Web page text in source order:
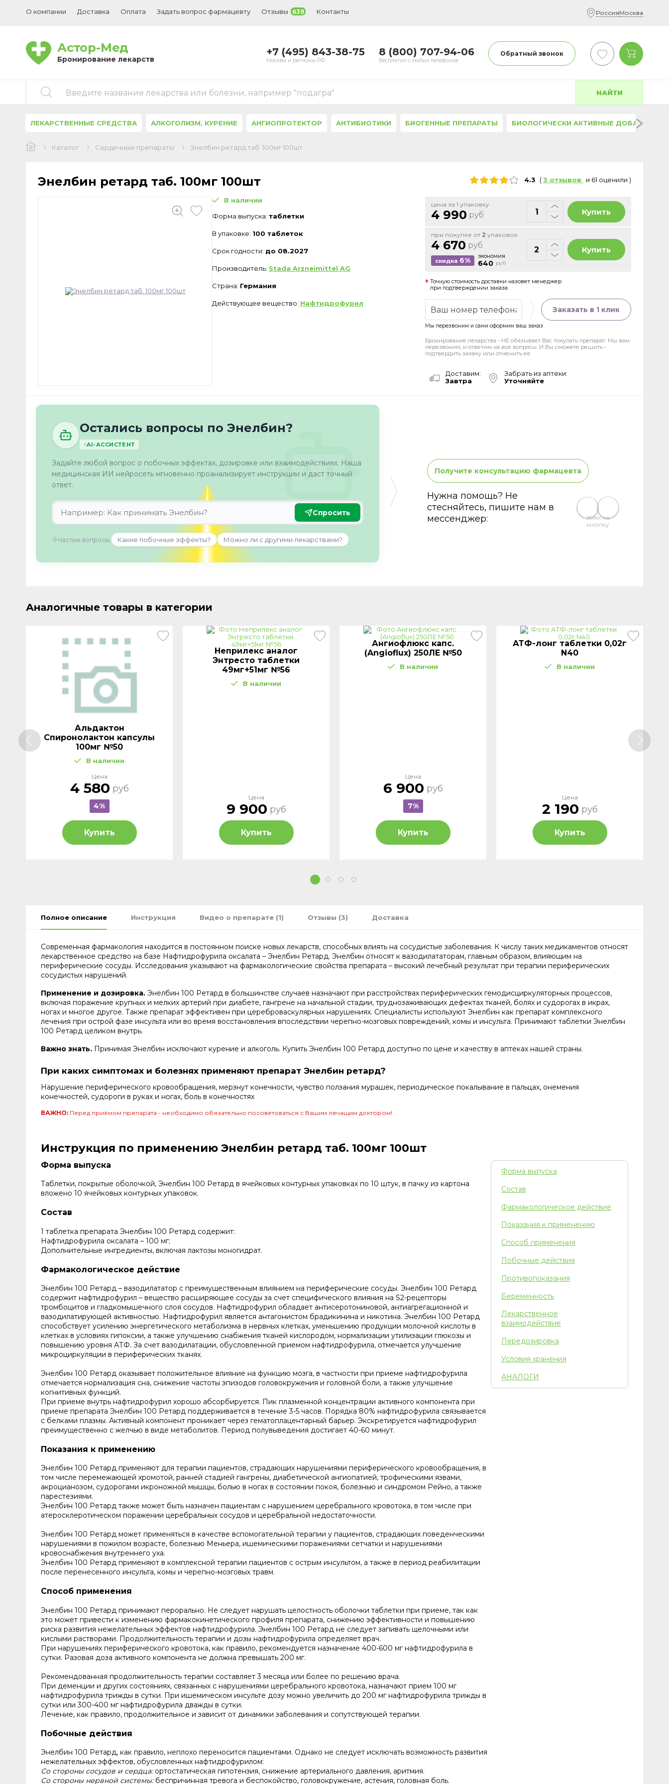
О компании Доставка Оплата Задать вопрос фармацевту Отзывы 639 Контакты РоссияМосква
Астор-Мед
Бронирование лекарств
+7 (495) 843-38-75
Москва и регионы РФ
8 (800) 707-94-06
Бесплатно с любых телефонов
Обратный звонок
Введите название лекарства или болезни, например "подагра" НАЙТИ
ЛЕКАРСТВЕННЫЕ СРЕДСТВА АЛКОГОЛИЗМ, КУРЕНИЕ АНГИОПРОТЕКТОР АНТИБИОТИКИ БИОГЕННЫЕ ПРЕПАРАТЫ БИОЛОГИЧЕСКИ АКТИВНЫЕ ДОБАВКИ
Каталог Сердечные препараты Энелбин ретард таб. 100мг 100шт
Энелбин ретард таб. 100мг 100шт 4.3 (3 отзывов и 61 оценили )
В наличии
Форма выпуска: таблетки
В упаковке: 100 таблеток
Срок годности: до 08.2027
Производитель: Stada Arzneimittel AG
Страна: Германия
Действующее вещество: Нафтидрофурил
цена за 1 упаковку
4 990 руб Купить
при покупке от 2 упаковок
4 670 руб
скидка 6% экономия
640 руб
Купить
Точную стоимость доставки назовет менеджер
при подтверждении заказа
Заказать в 1 клик
Мы перезвоним и сами оформим ваш заказ
Бронирование лекарства - НЕ обязывает Вас покупать препарат. Мы вам
перезвоним, и ответим на все вопросы. И Вы сможете решить -
подтвердить заявку или отменить ее
Доставим:
Завтра
Забрать из аптеки:
Уточняйте
Остались вопросы по Энелбин?
AI-АССИСТЕНТ
Задайте любой вопрос о побочных эффектах, дозировке или взаимодействиях. Наша
медицинская ИИ нейросеть мгновенно проанализирует инструкции и даст точный
ответ.
Спросить
Частые вопросы: Какие побочные эффекты? Можно ли с другими лекарствами?
Получите консультацию фармацевта
Нужна помощь? Не
стесняйтесь, пишите нам в
мессенджер:
Жми на
кнопку
Аналогичные товары в категории
Альдактон
Cпиронолактон капсулы
100мг №50
В наличии
Цена
4 580 руб
4%
Купить
Неприлекс аналог
Энтресто таблетки
49мг+51мг №56
В наличии
Цена
9 900 руб
Купить
Ангиофлюкс капс.
(Angioflux) 250ЛЕ №50
В наличии
Цена
6 900 руб
7%
Купить
АТФ-лонг таблетки 0,02г
N40
В наличии
Цена
2 190 руб
Купить
Полное описание Инструкция Видео о препарате (1) Отзывы (3) Доставка
Современная фармакология находится в постоянном поиске новых лекарств, способных влиять на сосудистые заболевания. К числу таких медикаментов относят
лекарственное средство на базе Нафтидрофурила оксалата – Энелбин Ретард. Энелбин относят к вазодилататорам, главным образом, влияющим на
периферические сосуды. Исследования указывают на фармакологические свойства препарата – высокий лечебный результат при терапии периферических
сосудистых нарушений.
Применение и дозировка. Энелбин 100 Ретард в большинстве случаев назначают при расстройствах периферических гемодисциркуляторных процессов,
включая поражение крупных и мелких артерий при диабете, гангрене на начальной стадии, труднозаживающих дефектах тканей, болях и судорогах в икрах,
ногах и многое другое. Также препарат эффективен при цереброваскулярных нарушениях. Специалисты используют Энелбин как препарат комплексного
лечения при острой фазе инсульта или во время восстановления впоследствии черепно-мозговых повреждений, комы и инсульта. Принимают таблетки Энелбин
100 Ретард целиком внутрь.
Важно знать. Принимая Энелбин исключают курение и алкоголь. Купить Энелбин 100 Ретард доступно по цене и качеству в аптеках нашей страны.
При каких симптомах и болезнях применяют препарат Энелбин ретард?
Нарушение периферического кровообращения, мерзнут конечности, чувство ползания мурашек, периодическое покалывание в пальцах, онемения
конечностей, судороги в руках и ногах, боль в конечностях
ВАЖНО: Перед приёмом препарата - необходимо обязательно посоветоваться с Вашим лечащим доктором!
Инструкция по применению Энелбин ретард таб. 100мг 100шт
Форма выпуска
Таблетки, покрытые оболочкой, Энелбин 100 Ретард в ячейковых контурных упаковках по 10 штук, в пачку из картона
вложено 10 ячейковых контурных упаковок.
Состав
1 таблетка препарата Энелбин 100 Ретард содержит:
Нафтидрофурила оксалата – 100 мг;
Дополнительные ингредиенты, включая лактозы моногидрат.
Фармакологическое действие
Энелбин 100 Ретард – вазодилататор с преимущественным влиянием на периферические сосуды. Энелбин 100 Ретард
содержит нафтидрофурил – вещество расширяющее сосуды за счет специфического влияния на S2-рецепторы
тромбоцитов и гладкомышечного слоя сосудов. Нафтидрофурил обладает антисеротониновой, антиагрегационной и
вазодилатирующей активностью. Нафтидрофурил является антагонистом брадикинина и никотина. Энелбин 100 Ретард
способствует усилению энергетического метаболизма в нервных клетках, уменьшению продукции молочной кислоты в
клетках в условиях гипоксии, а также улучшению снабжения тканей кислородом, нормализации утилизации глюкозы и
повышению уровня АТФ. За счет вазодилатации, обусловленной приемом нафтидрофурила, отмечается улучшение
микроциркуляции в периферических тканях.
Энелбин 100 Ретард оказывает положительное влияние на функцию мозга, в частности при приеме нафтидрофурила
отмечается нормализация сна, снижение частоты эпизодов головокружения и головной боли, а также улучшение
когнитивных функций.
При приеме внутрь нафтидрофурил хорошо абсорбируется. Пик плазменной концентрации активного компонента при
приеме препарата Энелбин 100 Ретард поддерживается в течение 3-5 часов. Порядка 80% нафтидрофурила связывается
с белками плазмы. Активный компонент проникает через гематоплацентарный барьер. Экскретируется нафтидрофурил
преимущественно с желчью в виде метаболитов. Период полувыведения достигает 40-60 минут.
Показания к применению
Энелбин 100 Ретард применяют для терапии пациентов, страдающих нарушениями периферического кровообращения, в
том числе перемежающей хромотой, ранней стадией гангрены, диабетической ангиопатией, трофическими язвами,
акроцианозом, судорогами икроножной мышцы, болью в ногах в состоянии покоя, болезнью и синдромом Рейно, а также
парестезиями.
Энелбин 100 Ретард также может быть назначен пациентам с нарушением церебрального кровотока, в том числе при
атеросклеротическом поражении церебральных сосудов и церебральной недостаточности.
Энелбин 100 Ретард может применяться в качестве вспомогательной терапии у пациентов, страдающих поведенческими
нарушениями в пожилом возрасте, болезнью Меньера, ишемическими поражениями сетчатки и нарушениями
кровоснабжения внутреннего уха.
Энелбин 100 Ретард применяют в комплексной терапии пациентов с острым инсультом, а также в период реабилитации
после перенесенного инсульта, комы и черепно-мозговых травм.
Способ применения
Энелбин 100 Ретард принимают перорально. Не следует нарушать целостность оболочки таблетки при приеме, так как
это может привести к изменению фармакокинетического профиля препарата, снижению эффективности и повышению
риска развития нежелательных эффектов нафтидрофурила. Энелбин 100 Ретард не следует запивать щелочными или
кислыми растворами. Продолжительность терапии и дозы нафтидрофурила определяет врач.
При нарушениях периферического кровотока, как правило, рекомендуется назначение 400-600 мг нафтидрофурила в
сутки. Разовая доза активного компонента не должна превышать 200 мг.
Рекомендованная продолжительность терапии составляет 3 месяца или более по решению врача.
При деменции и других состояниях, связанных с нарушениями церебрального кровотока, назначают прием 100 мг
нафтидрофурила трижды в сутки. При ишемическом инсульте дозу можно увеличить до 200 мг нафтидрофурила трижды в
сутки или 300-400 мг нафтидрофурила дважды в сутки.
Лечение, как правило, продолжительное и зависит от динамики заболевания и сопутствующей терапии.
Побочные действия
Энелбин 100 Ретард, как правило, неплохо переносится пациентами. Однако не следует исключать возможность развития
нежелательных эффектов, обусловленных нафтидрофурилом:
Со стороны сосудов и сердца:ортостатическая гипотензия, снижение артериального давления, аритмия.
Со стороны нервной системы: беспричинная тревога и беспокойство, головокружение, астения, головная боль.
Форма выпуска
Состав
Фармакологическое действие
Показания к применению
Способ применения
Побочные действия
Противопоказания
Беременность
Лекарственное
взаимодействие
Передозировка
Условия хранения
АНАЛОГИ